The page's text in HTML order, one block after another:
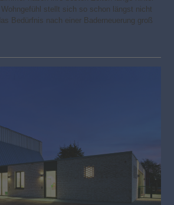
stellt sich so schon längst nicht
Bedürfnis nach einer Baderneuerung groß